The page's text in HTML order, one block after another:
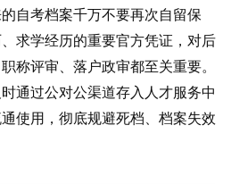
自考档案千万不要再次自留保
求学经历的重要官方凭证，对后
称评审、落户政审都至关重要。
通过公对公渠道存入人才服务中
使用，彻底规避死档、档案失效